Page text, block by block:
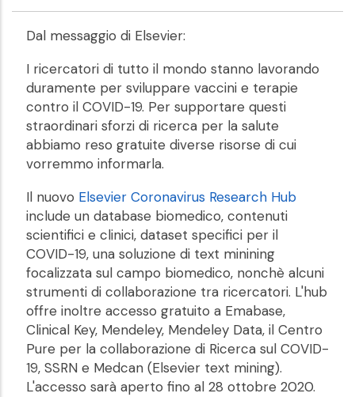
Dal messaggio di Elsevier:
I ricercatori di tutto il mondo stanno lavorando
duramente per sviluppare vaccini e terapie
contro il COVID-19. Per supportare questi
straordinari sforzi di ricerca per la salute
abbiamo reso gratuite diverse risorse di cui
vorremmo informarla.
Il nuovo Elsevier Coronavirus Research Hub
include un database biomedico, contenuti
scientifici e clinici, dataset specifici per il
COVID-19, una soluzione di text minining
focalizzata sul campo biomedico, nonchè alcuni
strumenti di collaborazione tra ricercatori. L'hub
offre inoltre accesso gratuito a Emabase,
Clinical Key, Mendeley, Mendeley Data, il Centro
Pure per la collaborazione di Ricerca sul COVID-
19, SSRN e Medcan (Elsevier text mining).
L'accesso sarà aperto fino al 28 ottobre 2020.